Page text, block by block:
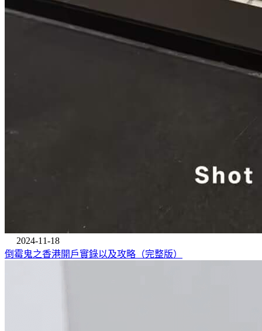
2024-11-18
倒霉鬼之香港開戶實錄以及攻略（完整版）